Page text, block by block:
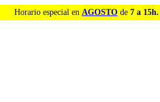
Horario especial en AGOSTO de 7 a 15h.